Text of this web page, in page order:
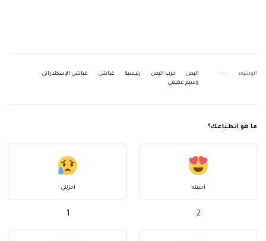
الوسوم اليمن حرب اليمن رئيسية غباشي
غباشي الإسكندراني
وسيم عفيفي
ما هو انطباعك؟
أحببته
2
أحزنني
1